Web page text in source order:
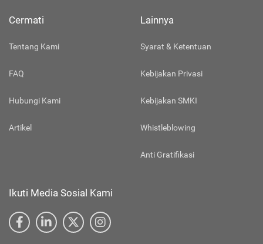
Cermati
Tentang Kami
FAQ
Hubungi Kami
Artikel
Lainnya
Syarat & Ketentuan
Kebijakan Privasi
Kebijakan SMKI
Whistleblowing
Anti Gratifikasi
Ikuti Media Sosial Kami